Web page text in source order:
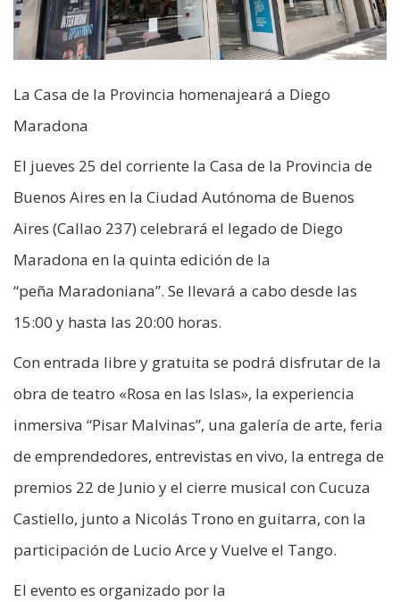
La Casa de la Provincia homenajeará a Diego
Maradona
El jueves 25 del corriente la Casa de la Provincia de
Buenos Aires en la Ciudad Autónoma de Buenos
Aires (Callao 237) celebrará el legado de Diego
Maradona en la quinta edición de la
“peña Maradoniana”. Se llevará a cabo desde las
15:00 y hasta las 20:00 horas.
Con entrada libre y gratuita se podrá disfrutar de la
obra de teatro «Rosa en las Islas», la experiencia
inmersiva “Pisar Malvinas”, una galería de arte, feria
de emprendedores, entrevistas en vivo, la entrega de
premios 22 de Junio y el cierre musical con Cucuza
Castiello, junto a Nicolás Trono en guitarra, con la
participación de Lucio Arce y Vuelve el Tango.
El evento es organizado por la